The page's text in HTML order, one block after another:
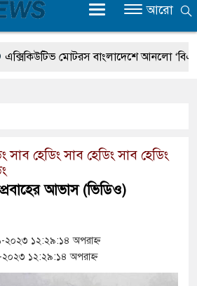
আরো
মোটরস বাংলাদেশে আনলো
তৈরি পোশাকের বড় বাজার হতে পারে
সালে কতজন হজে যেতে পারবেন জানালেন ধর্ম
সাব হেডিং সাব হেডিং সাব হেডিং
আভাস (ভিডিও)
১২:২৯:১৪ অপরাহ্ন
১২:২৯:১৪ অপরাহ্ন